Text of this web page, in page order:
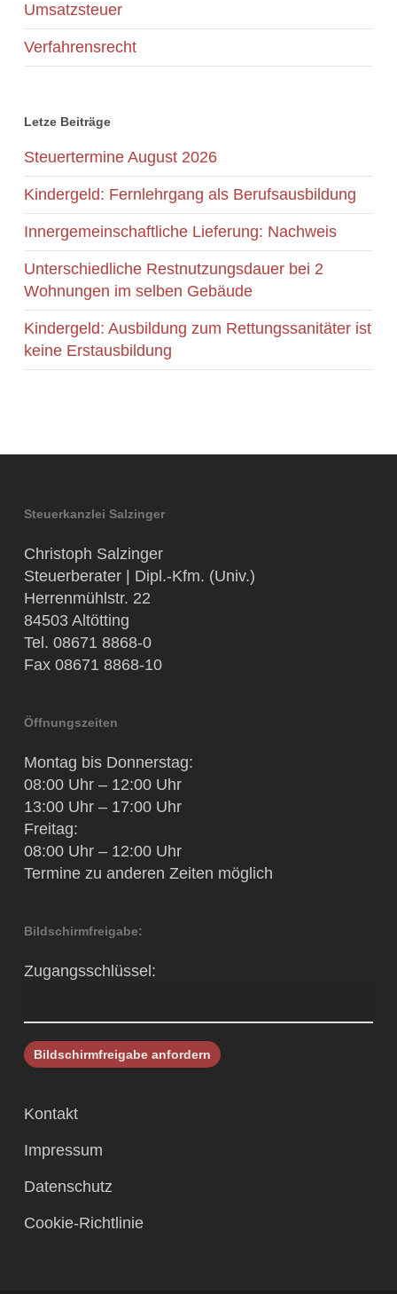
Umsatzsteuer
Verfahrensrecht
Letze Beiträge
Steuertermine August 2026
Kindergeld: Fernlehrgang als Berufsausbildung
Innergemeinschaftliche Lieferung: Nachweis
Unterschiedliche Restnutzungsdauer bei 2
Wohnungen im selben Gebäude
Kindergeld: Ausbildung zum Rettungssanitäter ist
keine Erstausbildung
Steuerkanzlei Salzinger
Christoph Salzinger
Steuerberater | Dipl.-Kfm. (Univ.)
Herrenmühlstr. 22
84503 Altötting
Tel. 08671 8868-0
Fax 08671 8868-10
Öffnungszeiten
Montag bis Donnerstag:
08:00 Uhr – 12:00 Uhr
13:00 Uhr – 17:00 Uhr
Freitag:
08:00 Uhr – 12:00 Uhr
Termine zu anderen Zeiten möglich
Bildschirmfreigabe:
Zugangsschlüssel:
Kontakt
Impressum
Datenschutz
Cookie-Richtlinie